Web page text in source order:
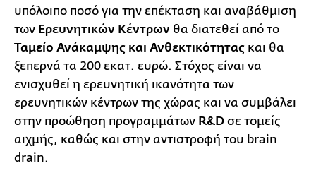
υπόλοιπο ποσό για την επέκταση και αναβάθμιση
των Ερευνητικών Κέντρων θα διατεθεί από το
Ταμείο Ανάκαμψης και Ανθεκτικότητας και θα
ξεπερνά τα 200 εκατ. ευρώ. Στόχος είναι να
ενισχυθεί η ερευνητική ικανότητα των
ερευνητικών κέντρων της χώρας και να συμβάλει
στην προώθηση προγραμμάτων R&D σε τομείς
αιχμής, καθώς και στην αντιστροφή του brain
drain.